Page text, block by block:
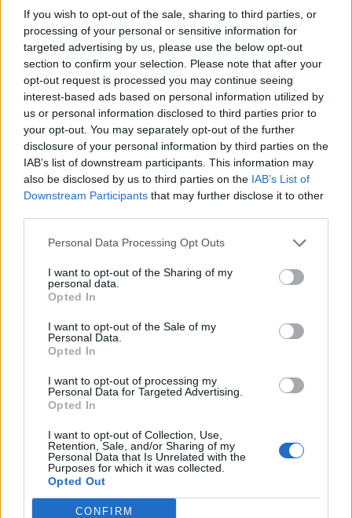
If you wish to opt-out of the sale, sharing to third parties, or
processing of your personal or sensitive information for
targeted advertising by us, please use the below opt-out
section to confirm your selection. Please note that after your
opt-out request is processed you may continue seeing
interest-based ads based on personal information utilized by
us or personal information disclosed to third parties prior to
your opt-out. You may separately opt-out of the further
disclosure of your personal information by third parties on the
IAB’s list of downstream participants. This information may
also be disclosed by us to third parties on the IAB’s List of
Downstream Participants that may further disclose it to other
Personal Data Processing Opt Outs
I want to opt-out of the Sharing of my
personal data.
Opted In
I want to opt-out of the Sale of my
Personal Data.
Opted In
I want to opt-out of processing my
Personal Data for Targeted Advertising.
Opted In
I want to opt-out of Collection, Use,
Retention, Sale, and/or Sharing of my
Personal Data that Is Unrelated with the
Purposes for which it was collected.
Opted Out
CONFIRM
Γραφείο Τύπου
Γιαννιτσά 09/06/2020